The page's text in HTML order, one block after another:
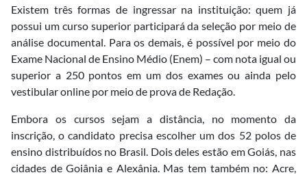
Existem três formas de ingressar na instituição: quem já
possui um curso superior participará da seleção por meio de
análise documental. Para os demais, é possível por meio do
Exame Nacional de Ensino Médio (Enem) – com nota igual ou
superior a 250 pontos em um dos exames ou ainda pelo
vestibular online por meio de prova de Redação.
Embora os cursos sejam a distância, no momento da
inscrição, o candidato precisa escolher um dos 52 polos de
ensino distribuídos no Brasil. Dois deles estão em Goiás, nas
cidades de Goiânia e Alexânia. Mas tem também no: Acre,